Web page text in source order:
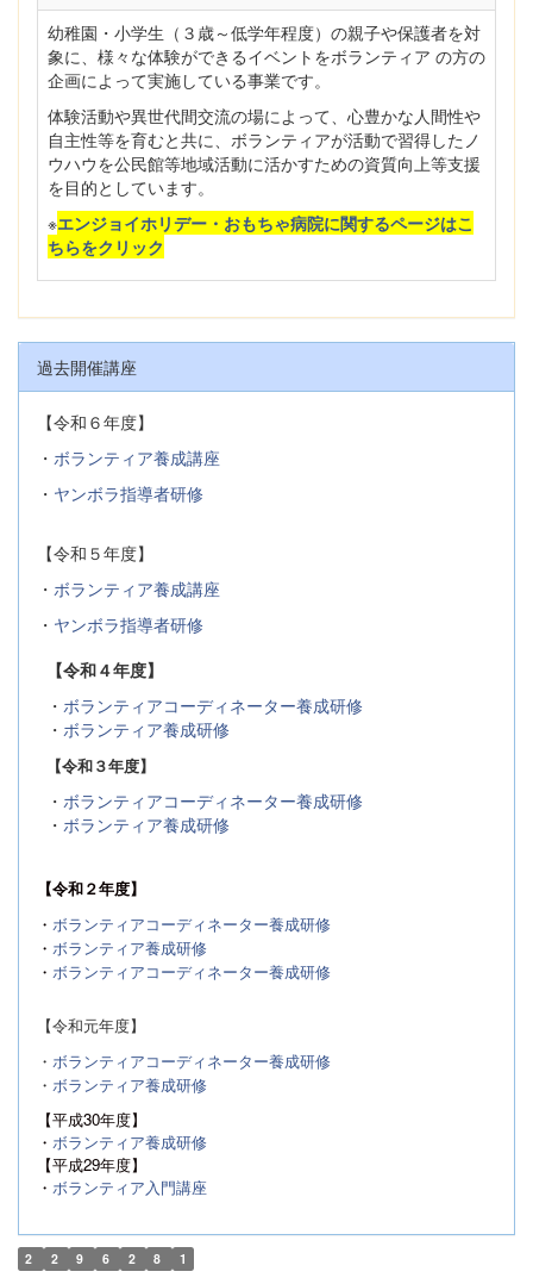
幼稚園・小学生（３歳～低学年程度）の親子や保護者を対
象に、様々な体験ができるイベントをボランティア の方の
企画によって実施している事業です。
体験活動や異世代間交流の場によって、心豊かな人間性や
自主性等を育むと共に、ボランティアが活動で習得したノ
ウハウを公民館等地域活動に活かすための資質向上等支援
を目的としています。
※エンジョイホリデー・おもちゃ病院に関するページはこ
ちらをクリック
過去開催講座
【令和６年度】
・ ボランティア養成講座
・ ヤンボラ指導者研修
【令和５年度】
・ ボランティア養成講座
・ ヤンボラ指導者研修
【令和４年度】
・ ボランティアコーディネーター養成研修
・ ボランティア養成研修
【令和３年度】
・ ボランティアコーディネーター養成研修
・ ボランティア養成研修
【令和２年度】
・ ボランティアコーディネーター養成研修
・ ボランティア養成研修
・ ボランティアコーディネーター養成研修
【令和元年度】
・ ボランティアコーディネーター養成研修
・ ボランティア養成研修
【平成30年度】
・ ボランティア養成研修
【平成29年度】
・ ボランティア入門講座
2 2 9 6 2 8 1